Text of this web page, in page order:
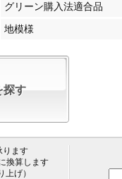
グリーン購入法適合品
地模様
探す
ります
換算します
上げ）